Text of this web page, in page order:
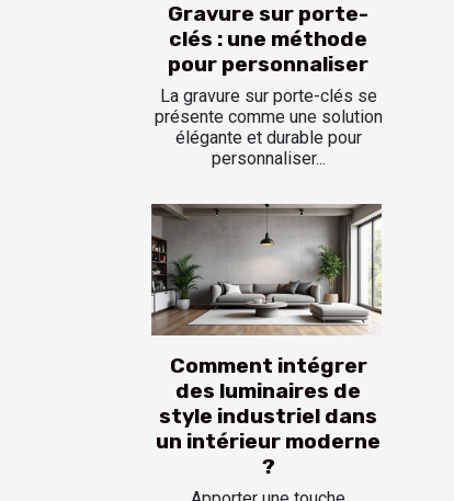
Gravure sur porte-
clés : une méthode
pour personnaliser
La gravure sur porte-clés se
présente comme une solution
élégante et durable pour
personnaliser...
Comment intégrer
des luminaires de
style industriel dans
un intérieur moderne
?